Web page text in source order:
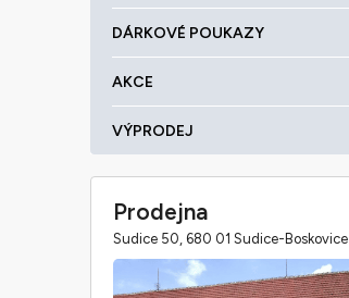
DÁRKOVÉ POUKAZY
AKCE
VÝPRODEJ
Prodejna
Sudice 50, 680 01 Sudice-Boskovice